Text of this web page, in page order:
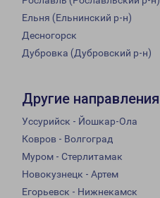
Ельня (Ельнинский р-н)
Десногорск
Дубровка (Дубровский р-н)
Другие направления
Уссурийск - Йошкар-Ола
Ковров - Волгоград
Муром - Стерлитамак
Новокузнецк - Артем
Егорьевск - Нижнекамск